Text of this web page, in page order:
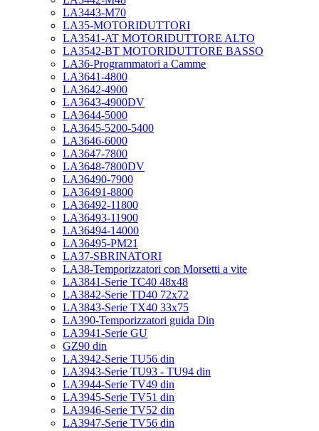
LA3443-M70
LA35-MOTORIDUTTORI
LA3541-AT MOTORIDUTTORE ALTO
LA3542-BT MOTORIDUTTORE BASSO
LA36-Programmatori a Camme
LA3641-4800
LA3642-4900
LA3643-4900DV
LA3644-5000
LA3645-5200-5400
LA3646-6000
LA3647-7800
LA3648-7800DV
LA36490-7900
LA36491-8800
LA36492-11800
LA36493-11900
LA36494-14000
LA36495-PM21
LA37-SBRINATORI
LA38-Temporizzatori con Morsetti a vite
LA3841-Serie TC40 48x48
LA3842-Serie TD40 72x72
LA3843-Serie TX40 33x75
LA390-Temporizzatori guida Din
LA3941-Serie GU
GZ90 din
LA3942-Serie TU56 din
LA3943-Serie TU93 - TU94 din
LA3944-Serie TV49 din
LA3945-Serie TV51 din
LA3946-Serie TV52 din
LA3947-Serie TV56 din